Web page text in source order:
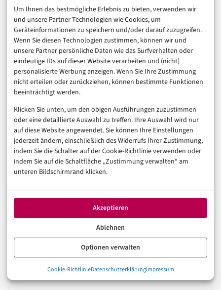
Um Ihnen das bestmögliche Erlebnis zu bieten, verwenden wir
und unsere Partner Technologien wie Cookies, um
Geräteinformationen zu speichern und/oder darauf zuzugreifen.
Wenn Sie diesen Technologien zustimmen, können wir und
unsere Partner persönliche Daten wie das Surfverhalten oder
eindeutige IDs auf dieser Website verarbeiten und (nicht)
personalisierte Werbung anzeigen. Wenn Sie Ihre Zustimmung
nicht erteilen oder zurückziehen, können bestimmte Funktionen
beeinträchtigt werden.
Klicken Sie unten, um den obigen Ausführungen zuzustimmen
oder eine detaillierte Auswahl zu treffen. Ihre Auswahl wird nur
auf diese Website angewendet. Sie können Ihre Einstellungen
jederzeit ändern, einschließlich des Widerrufs Ihrer Zustimmung,
indem Sie die Schalter auf der Cookie-Richtlinie verwenden oder
indem Sie auf die Schaltfläche „Zustimmung verwalten“ am
unteren Bildschirmrand klicken.
Akzeptieren
Ablehnen
Optionen verwalten
Cookie-RichtlinieDatenschutzerklärungImpressum
EU AI ACT NEWS RECHT
In der ReiheKünstliche Intelligenz
VORHERIGER ARTIKEL
KI-Agenten und Legacy-Systeme: Was Pegasystems
Unternehmen verspricht
NÄCHSTER ARTIKEL
KI-Agenten im Banking: Was Deutsche Bank und
Commerzbank wirklich tun
Was halten Sie von dem Thema? Hier können Sie mit anderen
Leserinnen und Lesern ins Gespräch gehen.
Zu den Kommentaren
Auch interessant